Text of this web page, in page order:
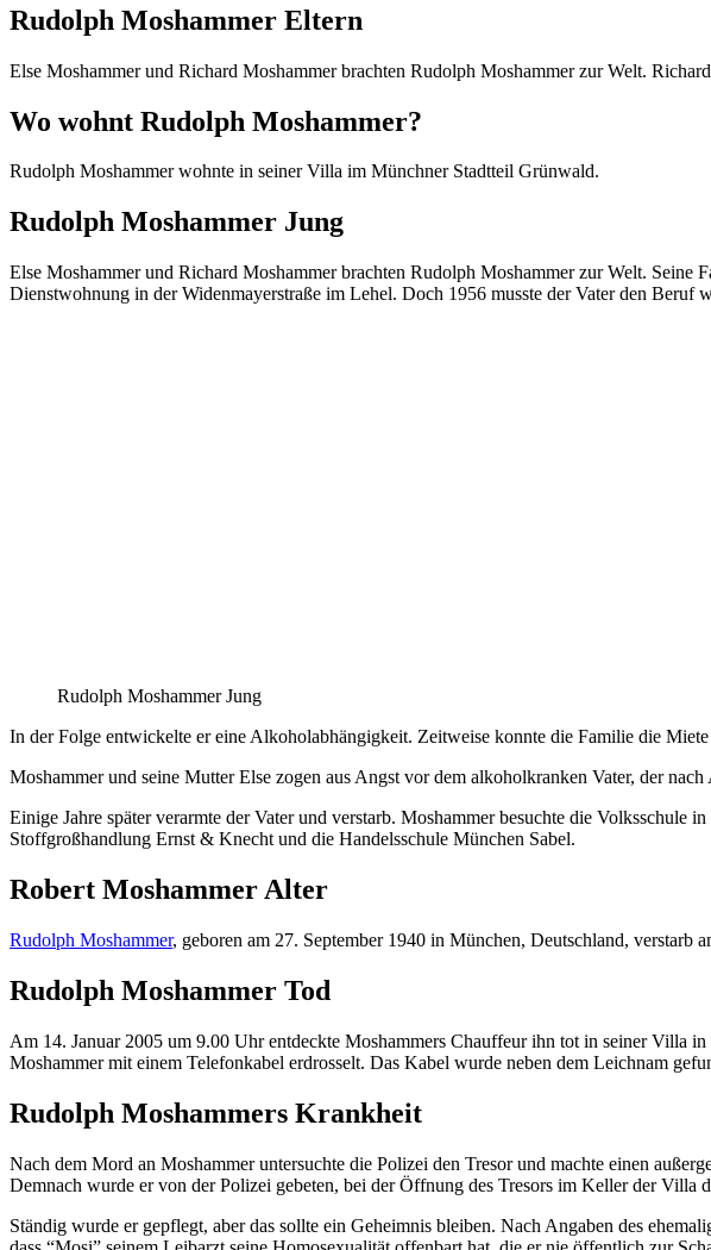
Rudolph Moshammer Eltern
Else Moshammer und Richard Moshammer brachten Rudolph Moshammer zur Welt.
Wo wohnt Rudolph Moshammer?
Rudolph Moshammer wohnte in seiner Villa im Münchner Stadtteil Grünwald.
Rudolph Moshammer Jung
Else Moshammer und Richard Moshammer brachten Rudolph Moshammer zur Welt. Seine
Dienstwohnung in der Widenmayerstraße im Lehel. Doch 1956 musste der Vater den
Rudolph Moshammer Jung
In der Folge entwickelte er eine Alkoholabhängigkeit. Zeitweise konnte die Familie die
Moshammer und seine Mutter Else zogen aus Angst vor dem alkoholkranken Vater, der
Einige Jahre später verarmte der Vater und verstarb. Moshammer besuchte die
Stoffgroßhandlung Ernst & Knecht und die Handelsschule München Sabel.
Robert Moshammer Alter
Rudolph Moshammer, geboren am 27. September 1940 in München, Deutschland,
Rudolph Moshammer Tod
Am 14. Januar 2005 um 9.00 Uhr entdeckte Moshammers Chauffeur ihn tot in seiner Villa
Moshammer mit einem Telefonkabel erdrosselt. Das Kabel wurde neben dem Leichnam
Rudolph Moshammers Krankheit
Nach dem Mord an Moshammer untersuchte die Polizei den Tresor und machte einen
Demnach wurde er von der Polizei gebeten, bei der Öffnung des Tresors im Keller der Villa
Ständig wurde er gepflegt, aber das sollte ein Geheimnis bleiben. Nach Angaben des